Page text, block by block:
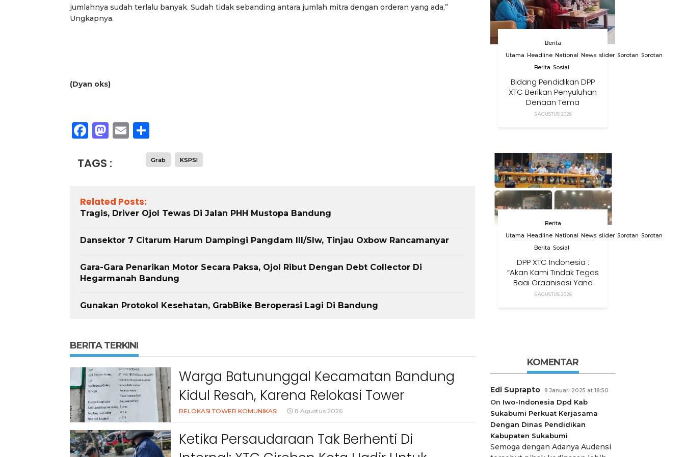
jumlahnya sudah terlalu banyak. Sudah tidak sebanding antara jumlah mitra dengan orderan yang ada,”
Ungkapnya.
(Dyan oks)
Facebook
Mastodon
Email
TAGS : Grab KSPSI
Related Posts:
Tragis, Driver Ojol Tewas Di Jalan PHH Mustopa Bandung
Dansektor 7 Citarum Harum Dampingi Pangdam III/Slw, Tinjau Oxbow Rancamanyar
Gara-Gara Penarikan Motor Secara Paksa, Ojol Ribut Dengan Debt Collector Di
Hegarmanah Bandung
Gunakan Protokol Kesehatan, GrabBike Beroperasi Lagi Di Bandung
BERITA TERKINI
Warga Batununggal Kecamatan Bandung
Kidul Resah, Karena Relokasi Tower
Komunikasi Didirikan Terlalu Dekat
Pemukiman Mereka
RELOKASI TOWER KOMUNIKASI 8 Agustus 2026
Ketika Persaudaraan Tak Berhenti Di
Berita
Utama
Headline National News slider Sorotan Sorotan
Berita Sosial
Bidang Pendidikan DPP
XTC Berikan Penyuluhan
Dengan Tema
Membangun Peran
5 AGUSTUS 2026
Berita
Utama
Headline National News slider Sorotan Sorotan
Berita Sosial
DPP XTC Indonesia :
“Akan Kami Tindak Tegas
Bagi Organisasi Yang
Menggunakan Nama,
5 AGUSTUS 2026
KOMENTAR
Edi Suprapto 8 Januari 2025 at 18:50
On Iwo-Indonesia Dpd Kab
Sukabumi Perkuat Kerjasama
Dengan Dinas Pendidikan
Kabupaten Sukabumi
Semoga dengan Adanya Audensi